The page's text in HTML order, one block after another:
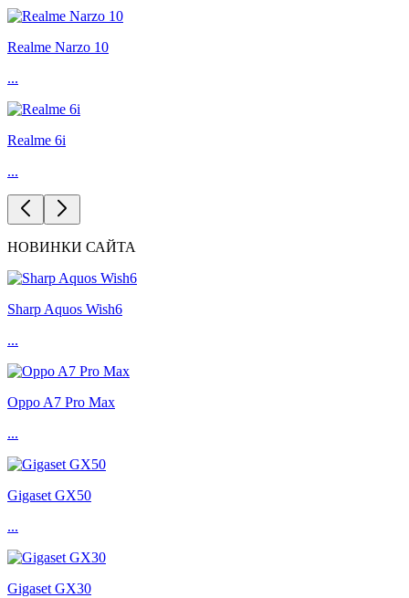
Realme Narzo 10
...
Realme 6i
...
НОВИНКИ САЙТА
Sharp Aquos Wish6
...
Oppo A7 Pro Max
...
Gigaset GX50
...
Gigaset GX30